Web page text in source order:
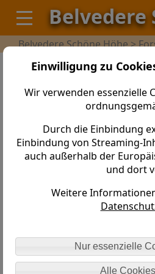
Einwilligung zu
Wir verwenden essenzielle
Durch die Einbindung
Einbindung von Streaming-
auch außerhalb der
und dort
Weitere
Nur essenzielle
Alle
Belvedere
Belvedere Schöne Höhe >
Leistungen
Unser Forst und
Pflanze bis zur Holzernte.
forstliche Pflanzung
forstlicher Zaunbau
Brennholzverkauf